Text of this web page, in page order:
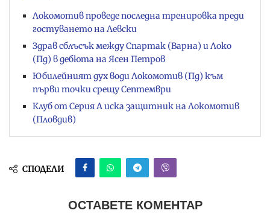
Локомотив проведе последна тренировка преди
гостуването на Левски
Здрав сблъсък между Спартак (Варна) и Локо
(Пд) в дебюта на Ясен Петров
Юбилейният дух води Локомотив (Пд) към
първи точки срещу Септември
Клуб от Серия А иска защитник на Локомотив
(Пловдив)
СПОДЕЛИ
ОСТАВЕТЕ КОМЕНТАР